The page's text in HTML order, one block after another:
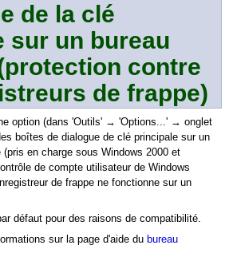
de la clé
sur un bureau
contre
de frappe)
option (dans 'Outils' → 'Options...' → onglet
boîtes de dialogue de clé principale sur un
(pris en charge sous Windows 2000 et
de compte utilisateur de Windows
de frappe ne fonctionne sur un
défaut pour des raisons de compatibilité.
sur la page d'aide du bureau